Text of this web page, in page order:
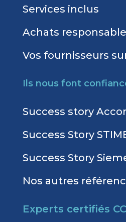
Services inclus
Achats
Vos fournisseurs
Ils nous font
Success story Accor
Success Story
Success Story
Nos autres
Experts certifiés